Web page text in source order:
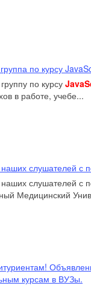
по курсу
по курсу
в работе, учебе...
слушателей с
слушателей с
Медицинский
курсам в ВУЗы.